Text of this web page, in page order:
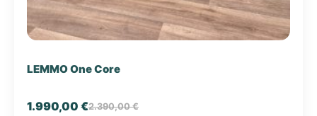
LEMMO One Core
2.390,00€
1.990,00 €